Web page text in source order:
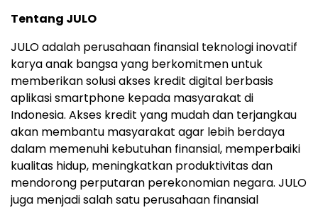
Tentang JULO
JULO adalah perusahaan finansial teknologi inovatif
karya anak bangsa yang berkomitmen untuk
memberikan solusi akses kredit digital berbasis
aplikasi smartphone kepada masyarakat di
Indonesia. Akses kredit yang mudah dan terjangkau
akan membantu masyarakat agar lebih berdaya
dalam memenuhi kebutuhan finansial, memperbaiki
kualitas hidup, meningkatkan produktivitas dan
mendorong perputaran perekonomian negara. JULO
juga menjadi salah satu perusahaan finansial